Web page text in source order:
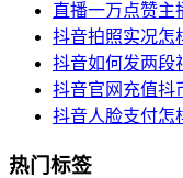
直播一万点赞主
抖音拍照实况怎
抖音如何发两段
抖音官网充值抖
抖音人脸支付怎
热门标签